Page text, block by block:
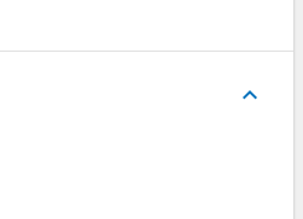
keyboard_arrow_up